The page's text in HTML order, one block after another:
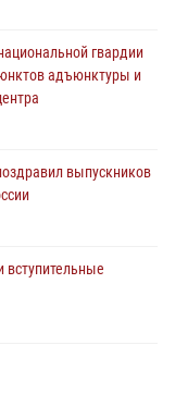
гвардии принял
профессионализм
войск
гвардии
адъюнктуры и
выпускников
вступительные